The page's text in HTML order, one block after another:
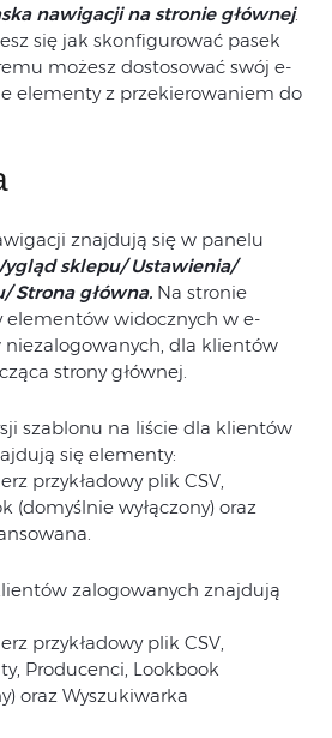
nawigacji na stronie głównej.
się jak skonfigurować pasek
możesz dostosować swój e-
elementy z przekierowaniem do
znajdują się w panelu
sklepu/ Ustawienia/
Strona główna. Na stronie
elementów widocznych w e-
dla klientów
strony głównej.
szablonu na liście dla klientów
się elementy:
przykładowy plik CSV,
(domyślnie wyłączony) oraz
zalogowanych znajdują
przykładowy plik CSV,
Producenci, Lookbook
oraz Wyszukiwarka